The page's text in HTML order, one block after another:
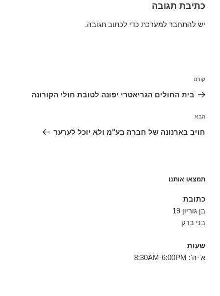
כתיבת תגובה
יש להתחבר למערכת כדי לכתוב תגובה.
הפוסט
הקודם
קודם
בית החולים הגריאטרי יפונה לטובת חולי הקורונה
הפוסט
הבא
הבא
חויב בארנונה של חברה בע"מ ולא יוכל לערער
תמצאו אותנו
כתובת
בן גוריון 19
בני ברק
שעות
א'-ה': 8:30AM-6:00PM